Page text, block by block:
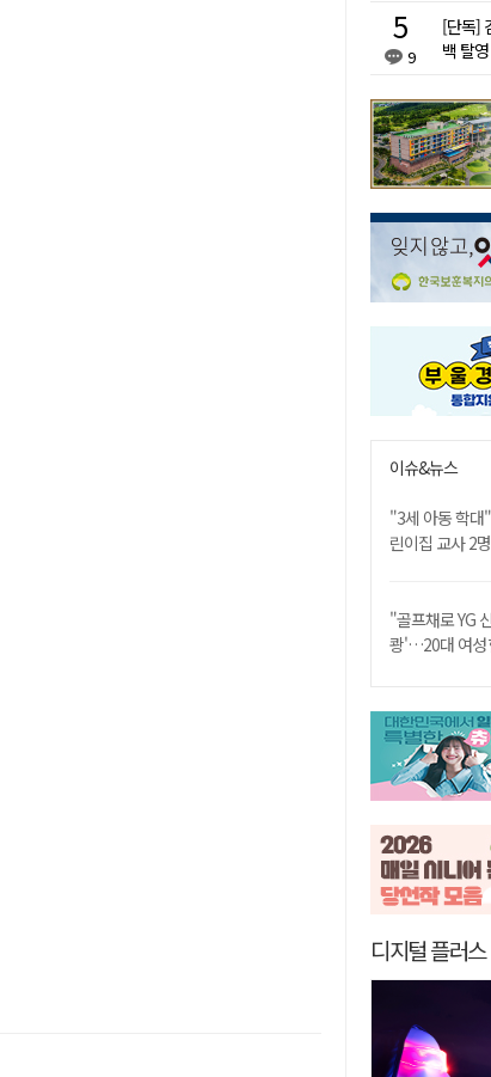
9
[단독]
백 탈
이슈&뉴스
"3세 아동 학
린이집 교사 2
"골프채로 YG
쾅'…20대 여성
디지털 플러스